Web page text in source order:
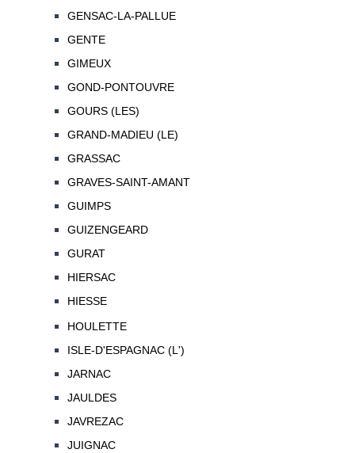
GENSAC-LA-PALLUE
GENTE
GIMEUX
GOND-PONTOUVRE
GOURS (LES)
GRAND-MADIEU (LE)
GRASSAC
GRAVES-SAINT-AMANT
GUIMPS
GUIZENGEARD
GURAT
HIERSAC
HIESSE
HOULETTE
ISLE-D'ESPAGNAC (L')
JARNAC
JAULDES
JAVREZAC
JUIGNAC